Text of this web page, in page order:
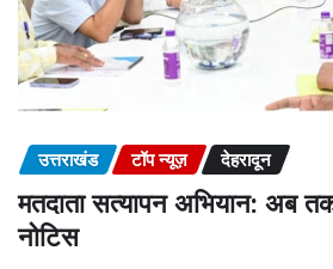
उत्तराखंड टॉप न्यूज़ देहरादून
मतदाता सत्यापन अभियान: अब
नोटिस